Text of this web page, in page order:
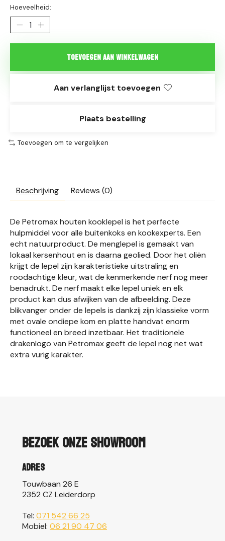
Hoeveelheid:
Toevoegen aan winkelwagen
Aan verlanglijst toevoegen
Plaats bestelling
Toevoegen om te vergelijken
Beschrijving Reviews (0)
De Petromax houten kooklepel is het perfecte
hulpmiddel voor alle buitenkoks en kookexperts. Een
echt natuurproduct. De menglepel is gemaakt van
lokaal kersenhout en is daarna geolied. Door het oliën
krijgt de lepel zijn karakteristieke uitstraling en
roodachtige kleur, wat de kenmerkende nerf nog meer
benadrukt. De nerf maakt elke lepel uniek en elk
product kan dus afwijken van de afbeelding. Deze
blikvanger onder de lepels is dankzij zijn klassieke vorm
met ovale ondiepe kom en platte handvat enorm
functioneel en breed inzetbaar. Het traditionele
drakenlogo van Petromax geeft de lepel nog net wat
extra vurig karakter.
Bezoek onze showroom
Adres
Touwbaan 26 E
2352 CZ Leiderdorp
Tel: 071 542 66 25
Mobiel: 06 21 90 47 06